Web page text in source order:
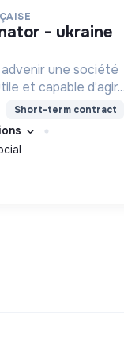
une société
et capable d’agir.
des moyens et
innovants et
Short-term contract